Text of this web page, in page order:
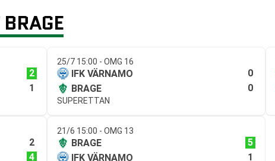
2
1
25/7 15:00 - OMG 16
IFK VÄRNAMO
0
BRAGE
0
SUPERETTAN
2
4
21/6 15:00 - OMG 13
BRAGE
5
IFK VÄRNAMO
1